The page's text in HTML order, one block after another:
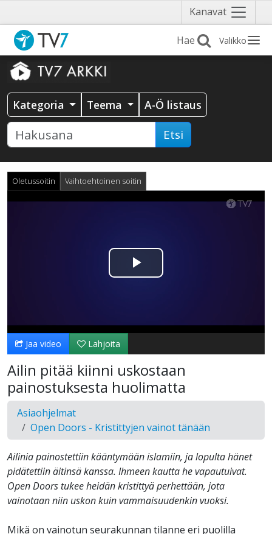
Kanavat Näytä
valikko
Valikko
Kategoria Teema A-Ö listaus
Etsi
Oletussoitin Vaihtoehtoinen soitin
Toista
Jaa video Lahjoita
Ailin pitää kiinni uskostaan
painostuksesta huolimatta
Asiaohjelmat
Open Doors - Kristittyjen vainot tänään
Ailinia painostettiin kääntymään islamiin, ja lopulta hänet
pidätettiin äitinsä kanssa. Ihmeen kautta he vapautuivat.
Open Doors tukee heidän kristittyä perhettään, jota
vainotaan niin uskon kuin vammaisuudenkin vuoksi.
Mikä on vainotun seurakunnan tilanne eri puolilla